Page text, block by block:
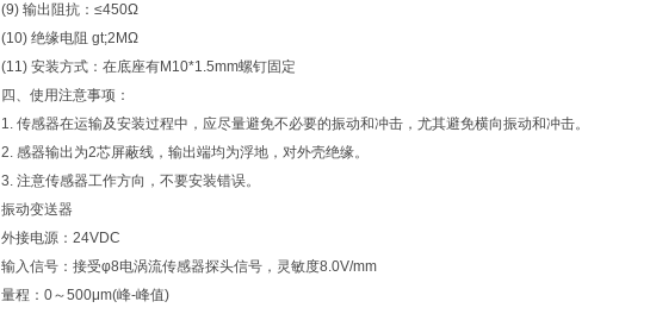
(9) 输出阻抗：≤450Ω
(10) 绝缘电阻 gt;2MΩ
(11) 安装方式：在底座有M10*1.5mm螺钉固定
四、 使用注意事项：
1. 传感器在运输及安装过程中，应尽量避免不必要的振动和冲击，尤其避免横向振动和冲击。
2. 感器输出为2芯屏蔽线，输出端均为浮地，对外壳绝缘。
3. 注意传感器工作方向，不要安装错误。
振动变送器
外接电源：24VDC
输入信号：接受φ8电涡流传感器探头信号，灵敏度8.0V/mm
量程：0～500μm(峰-峰值)